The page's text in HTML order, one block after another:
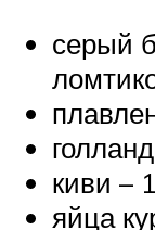
серый
киви –
яйца